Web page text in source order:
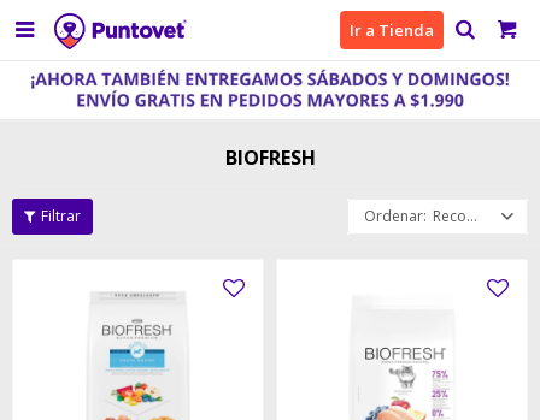
 Ir a Tienda
BIOFRESH
Recomendados